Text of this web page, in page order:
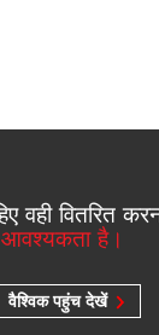
वही वितरित
है।
वैश्विक पहुंच देखें